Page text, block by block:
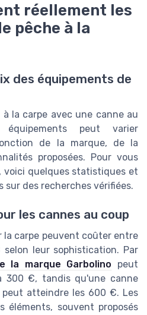
réellement les
pêche à la
des équipements de
la carpe avec une canne au
peut varier
de la marque, de la
proposées. Pour vous
voici quelques statistiques et
sur des recherches vérifiées.
les cannes au coup
la carpe peuvent coûter entre
leur sophistication. Par
la marque Garbolino peut
300 €, tandis qu'une canne
peut atteindre les 600 €. Les
éléments, souvent proposés